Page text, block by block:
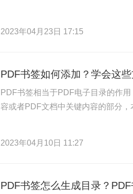
2023年04月23日 17:15
PDF书签如何添加？学会这
PDF书签相当于PDF电子目录的作
容或者PDF文档中关键内容的部分，
2023年04月10日 11:27
PDF书签怎么生成目录？